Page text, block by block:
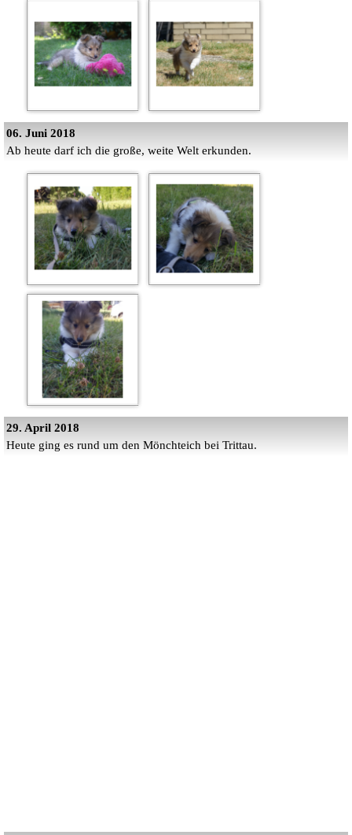
06. Juni 2018
Ab heute darf ich die große, weite Welt erkunden.
29. April 2018
Heute ging es rund um den Mönchteich bei Trittau.